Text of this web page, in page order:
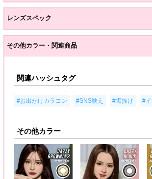
レンズスペック
その他カラー・関連商品
関連ハッシュタグ
#お出かけカラコン #SNS映え #垢抜け #
その他カラー